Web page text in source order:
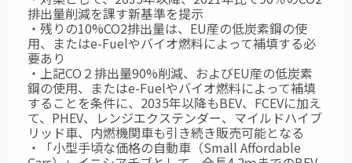
排出量削減を課す新基準を提示
・残りの10%CO2排出量は、EU産の低炭素鋼の使
用、またはe-Fuelやバイオ燃料によって補填する必
要あり
・上記CO２排出量90%削減、およびEU産の低炭素
鋼の使用、またはe-Fuelやバイオ燃料によって補填
することを条件に、2035年以降もBEV、FCEVに加え
て、PHEV、レンジエクステンダー、マイルドハイブ
リッド車、内燃機関車も引き続き販売可能となる
・「小型手頃な価格の自動車（Small Affordable